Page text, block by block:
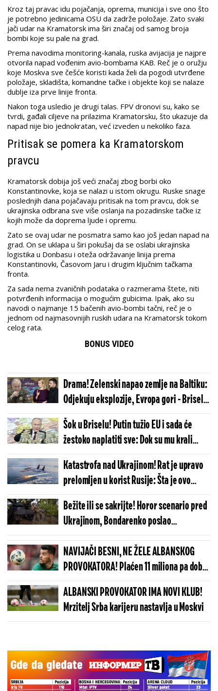
Kroz taj pravac idu pojačanja, oprema, municija i sve ono što
je potrebno jedinicama OSU da zadrže položaje. Zato svaki
jači udar na Kramatorsk ima širi značaj od samog broja
bombi koje su pale na grad.
Prema navodima monitoring-kanala, ruska avijacija je najpre
otvorila napad vođenim avio-bombama KAB. Reč je o oružju
koje Moskva sve češće koristi kada želi da pogodi utvrđene
položaje, skladišta, komandne tačke i objekte koji se nalaze
dublje iza prve linije fronta.
Nakon toga usledio je drugi talas. FPV dronovi su, kako se
tvrdi, gađali ciljeve na prilazima Kramatorsku, što ukazuje da
napad nije bio jednokratan, već izveden u nekoliko faza.
Pritisak se pomera ka Kramatorskom
pravcu
Kramatorsk dobija još veći značaj zbog borbi oko
Konstantinovke, koja se nalazi u istom okrugu. Ruske snage
poslednjih dana pojačavaju pritisak na tom pravcu, dok se
ukrajinska odbrana sve više oslanja na pozadinske tačke iz
kojih može da doprema ljude i opremu.
Zato se ovaj udar ne posmatra samo kao još jedan napad na
grad. On se uklapa u širi pokušaj da se oslabi ukrajinska
logistika u Donbasu i oteža održavanje linija prema
Konstantinovki, Časovom Jaru i drugim ključnim tačkama
fronta.
Za sada nema zvaničnih podataka o razmerama štete, niti
potvrđenih informacija o mogućim gubicima. Ipak, ako su
navodi o najmanje 15 bačenih avio-bombi tačni, reč je o
jednom od najmasovnijih ruskih udara na Kramatorsk tokom
celog rata.
BONUS VIDEO
Drama! Zelenski napao zemlje na Baltiku:
Odjekuju eksplozije, Evropa gori - Brisel
sprema ozbiljan kontraudar
Šok u Briselu! Putin tužio EU i sada će
žestoko naplatiti sve: Dok su mu krali
novac slavili su, a sada...
Katastrofa nad Ukrajinom! Rat je upravo
prelomljen u korist Rusije: Šta je ovo
Putin uradio u vazdušnom prostoru?
Bežite ili se sakrijte! Horor scenario pred
Ukrajinom, Bondarenko poslao
dramatičan poziv!
NAVIJAČI BESNI, NE ŽELE ALBANSKOG
PROVOKATORA! Plaćen 11 miliona pa dobio
brutalnu poruku
ALBANSKI PROVOKATOR IMA NOVI KLUB!
Mrzitelj Srba karijeru nastavlja u Moskvi